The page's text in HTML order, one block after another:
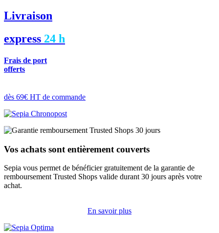
Livraison
express 24 h
Frais de port
offerts
dès 69€ HT de commande
Vos achats sont entièrement couverts
Sepia vous permet de bénéficier gratuitement de la garantie de
remboursement Trusted Shops valide durant 30 jours après votre
achat.
En savoir plus